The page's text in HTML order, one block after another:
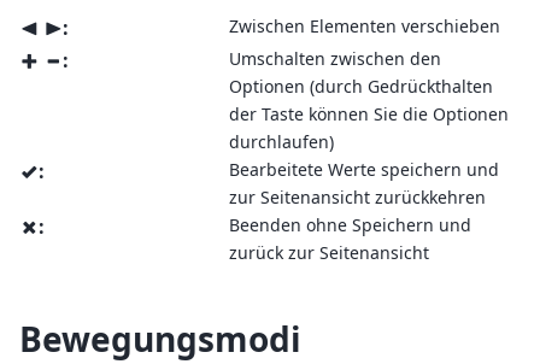
< >: Zwischen Elementen verschieben
+ - :
Umschalten zwischen den
Optionen (durch Gedrückthalten
der Taste können Sie die Optionen
durchlaufen)
v:
Bearbeitete Werte speichern und
zur Seitenansicht zurückkehren
x:
Beenden ohne Speichern und
zurück zur Seitenansicht
Bewegungsmodi